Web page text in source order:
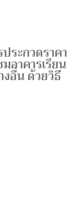
ประกวดราคา
อาคารเรียน
งอื่น ด้วยวิธี